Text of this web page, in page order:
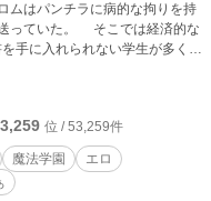
ムはパンチラに病的な拘りを持
では経済的な
手に入れられない学生が多く在
高度な風魔法のスキルがあり、
す問題学生だった。 そん
アカデミーを事実上牛耳る学生
位 / 53,259件
魔法学園
エロ